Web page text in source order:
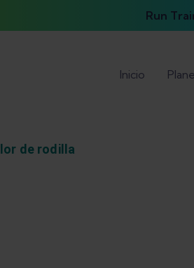
Run
Inicio
de rodilla